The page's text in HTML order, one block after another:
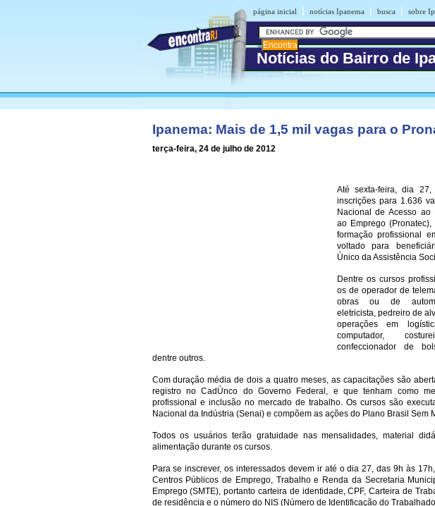
página inicial | notícias Ipanema | busca | sobre
Notícias do Bairro de
Ipanema: Mais de 1,5 mil vagas para o
terça-feira, 24 de julho de 2012
Até sexta-feira, dia
inscrições para 1.636
Nacional de Acesso ao
ao Emprego
formação profissional
voltado para
Único da Assistência
Dentre os cursos
os de operador de
obras ou de
eletricista, pedreiro de
operações em
computador,
confeccionador de
dentre outros.
Com duração média de dois a quatro meses, as capacitações são
registro no CadÚnco do Governo Federal, e que tenham como
profissional e inclusão no mercado de trabalho. Os cursos são
Nacional da Indústria (Senai) e compõem as ações do Plano Brasil Sem
Todos os usuários terão gratuidade nas mensalidades, material
alimentação durante os cursos.
Para se inscrever, os interessados devem ir até o dia 27, das 9h às
Centros Públicos de Emprego, Trabalho e Renda da Secretaria
Emprego (SMTE), portanto carteira de identidade, CPF, Carteira de
de residência e o número do NIS (Número de Identificação do